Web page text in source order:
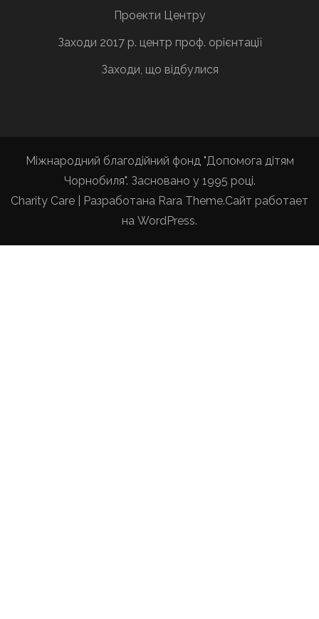
Проекти Центру
Заходи 2017 р. центр проф. орієнтації
Заходи, що відбулися
Міжнародний благодійний фонд "Допомога дітям
Чорнобиля". Засновано у 1995 році.
Charity Care | Разработана Rara Theme.Сайт работает
на WordPress.